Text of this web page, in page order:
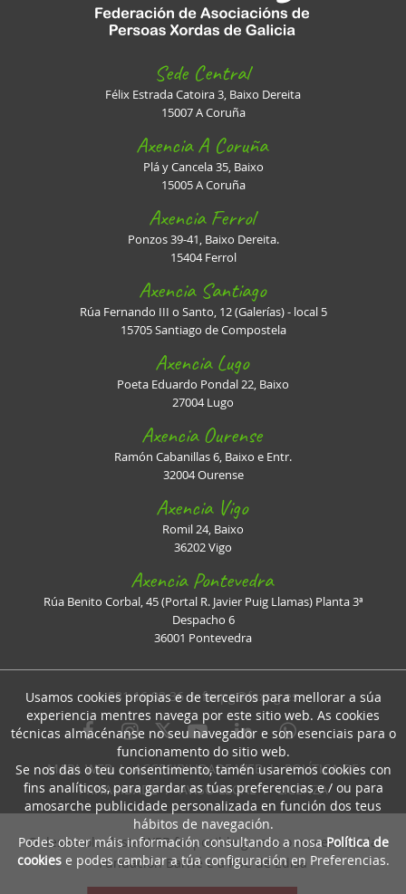
Sede Central
Félix Estrada Catoira 3, Baixo Dereita
15007 A Coruña
Axencia A Coruña
Plá y Cancela 35, Baixo
15005 A Coruña
Axencia Ferrol
Ponzos 39-41, Baixo Dereita.
15404 Ferrol
Axencia Santiago
Rúa Fernando III o Santo, 12 (Galerías) - local 5
15705 Santiago de Compostela
Axencia Lugo
Poeta Eduardo Pondal 22, Baixo
27004 Lugo
Axencia Ourense
Ramón Cabanillas 6, Baixo e Entr.
32004 Ourense
Axencia Vigo
Romil 24, Baixo
36202 Vigo
Axencia Pontevedra
Rúa Benito Corbal, 45 (Portal R. Javier Puig Llamas) Planta 3ª
Despacho 6
36001 Pontevedra
981 16 93 36 Ifaxpg@faxpg.es
MAPA WEBIACCESIBILIDADE WEBIPOLÍTICA DE
PRIVACIDADEIAVISO LEGALILICENZA
O desenrolo desta WEB foi posible grazas o mecenado da
Fundación Barrié e a RSC de Edisa
Usamos cookies propias e de terceiros para mellorar a súa
experiencia mentres navega por este sitio web. As cookies
técnicas almacénanse no seu navegador e son esenciais para o
funcionamento do sitio web.
Se nos das o teu consentimento, tamén usaremos cookies con
fins analíticos, para gardar as túas preferencias e / ou para
amosarche publicidade personalizada en función dos teus
hábitos de navegación.
Podes obter máis información consultando a nosaPolítica de
cookiese podes cambiar a túa configuración en Preferencias.